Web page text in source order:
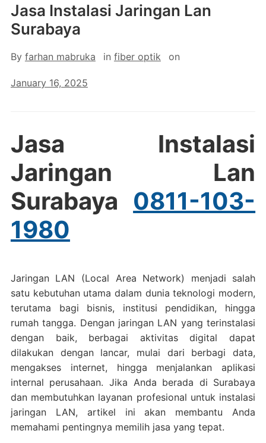
Jasa Instalasi Jaringan Lan
Surabaya
By farhan mabruka in fiber optik on
January 16, 2025
Jasa Instalasi
Jaringan Lan
Surabaya 0811-103-
1980
Jaringan LAN (Local Area Network) menjadi salah
satu kebutuhan utama dalam dunia teknologi modern,
terutama bagi bisnis, institusi pendidikan, hingga
rumah tangga. Dengan jaringan LAN yang terinstalasi
dengan baik, berbagai aktivitas digital dapat
dilakukan dengan lancar, mulai dari berbagi data,
mengakses internet, hingga menjalankan aplikasi
internal perusahaan. Jika Anda berada di Surabaya
dan membutuhkan layanan profesional untuk instalasi
jaringan LAN, artikel ini akan membantu Anda
memahami pentingnya memilih jasa yang tepat.